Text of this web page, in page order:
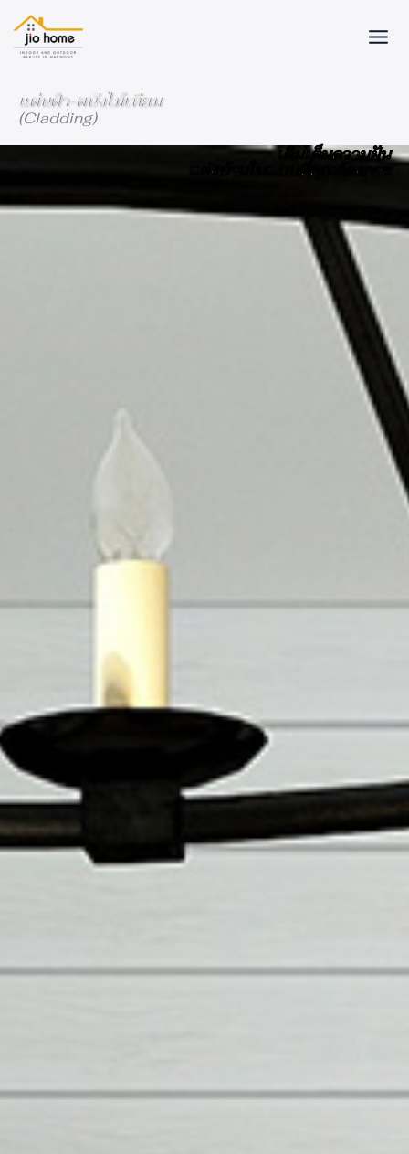
Skip
to
content
แผ่นฝ้า-ผนังไม้เทียม
(Cladding)
เติมเต็มความฝัน
แต่งบ้านในแบบที่คุณต้องการ